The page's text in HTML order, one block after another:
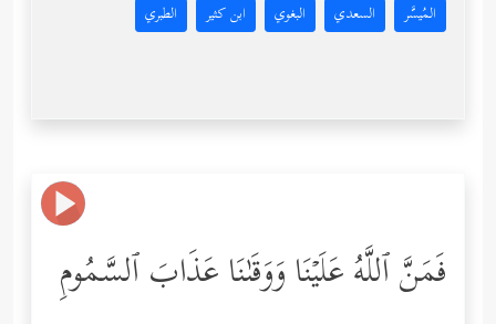
المُيسَّر السعدي البغوي ابن كثير الطبري
فَمَنَّ ٱللَّهُ عَلَیۡنَا وَوَقَىٰنَا عَذَابَ ٱلسَّمُومِ